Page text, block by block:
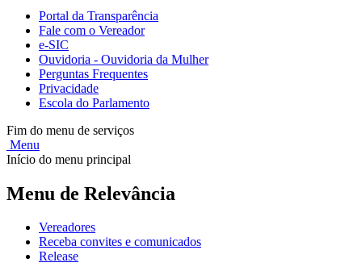
Portal da Transparência
Fale com o Vereador
e-SIC
Ouvidoria - Ouvidoria da Mulher
Perguntas Frequentes
Privacidade
Escola do Parlamento
Fim do menu de serviços
Menu
Início do menu principal
Menu de Relevância
Vereadores
Receba convites e comunicados
Release